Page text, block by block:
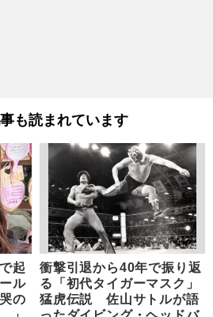
も読まれています
起
ル
の
衝撃引退から40年で振り返
る「初代タイガーマスク」
猛虎伝説 佐山サトルが語